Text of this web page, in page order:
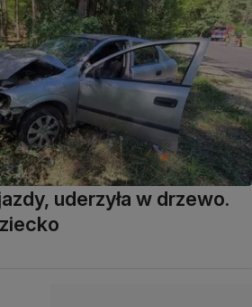
uderzyła w drzewo.